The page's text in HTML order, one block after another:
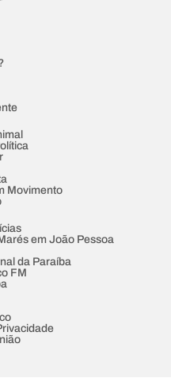
Movimento
em João Pessoa
da Paraíba
FM